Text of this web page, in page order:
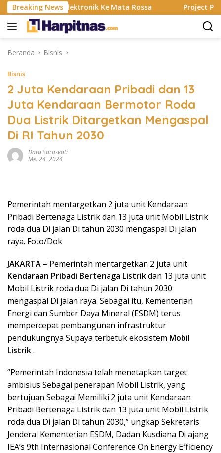
Langsung
ke
konten
Breaking News
Alat Elektronik Ke Mata Rossa Project Pop
Beranda Bisnis
Bisnis
2 Juta Kendaraan Pribadi dan 13
Juta Kendaraan Bermotor Roda
Dua Listrik Ditargetkan Mengaspal
Di RI Tahun 2030
Dara Sarasvati
Mei 24, 2024
Pemerintah mentargetkan 2 juta unit Kendaraan
Pribadi Bertenaga Listrik dan 13 juta unit Mobil Listrik
roda dua Di jalan Di tahun 2030 mengaspal Di jalan
raya. Foto/Dok
JAKARTA – Pemerintah mentargetkan 2 juta unit
Kendaraan Pribadi Bertenaga Listrikdan 13 juta unit
Mobil Listrik roda dua Di jalan Di tahun 2030
mengaspal Di jalan raya. Sebagai itu, Kementerian
Energi dan Sumber Daya Mineral (ESDM) terus
mempercepat pembangunan infrastruktur
pendukungnya Supaya terbetuk ekosistem Mobil
Listrik.
“Pemerintah Indonesia telah menetapkan target
ambisius Sebagai penerapan Mobil Listrik, yang
bertujuan Sebagai Memiliki 2 juta unit Kendaraan
Pribadi Bertenaga Listrik dan 13 juta unit Mobil Listrik
roda dua Di jalan Di tahun 2030,” ungkap Sekretaris
Jenderal Kementerian ESDM, Dadan Kusdiana Di ajang
IEA’s 9th Internasional Conference On Energy Efficiency